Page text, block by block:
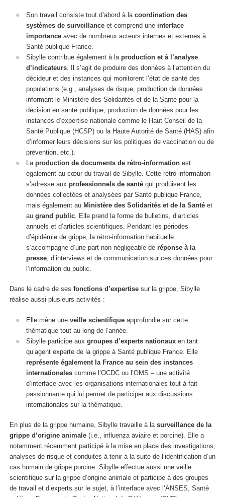
Son travail consiste tout d’abord à la coordination des
systèmes de surveillanceet comprend une interface
importanceavec de nombreux acteurs internes et externes à
Santé publique France.
Sibylle contribue également à la production et à l’analyse
d’indicateurs. Il s’agit de produire des données à l’attention du
décideur et des instances qui monitorent l’état de santé des
populations (e.g., analyses de risque, production de données
informant le Ministère des Solidarités et de la Santé pour la
décision en santé publique, production de données pour les
instances d’expertise nationale comme le Haut Conseil de la
Santé Publique (HCSP) ou la Haute Autorité de Santé (HAS) afin
d’informer leurs décisions sur les politiques de vaccination ou de
prévention, etc.).
La production de documents de rétro-informationest
également au cœur du travail de Sibylle. Cette rétro-information
s’adresse aux professionnels de santéqui produisent les
données collectées et analysées par Santé publique France,
mais également au Ministère des Solidarités et de la Santéet
au grand public. Elle prend la forme de bulletins, d’articles
annuels et d’articles scientifiques. Pendant les périodes
d’épidémie de grippe, la rétro-information habituelle
s’accompagne d’une part non négligeable de réponse à la
presse, d’interviews et de communication sur ces données pour
l’information du public.
Dans le cadre de ses fonctions d’expertise sur la grippe, Sibylle
réalise aussi plusieurs activités :
Elle mène une veille scientifiqueapprofondie sur cette
thématique tout au long de l’année.
Sibylle participe aux groupes d’experts nationauxen tant
qu’agent experte de la grippe à Santé publique France. Elle
représente également la France au sein des instances
internationalescomme l’OCDC ou l’OMS – une activité
d’interface avec les organisations internationales tout à fait
passionnante qui lui permet de participer aux discussions
internationales sur la thématique.
En plus de la grippe humaine, Sibylle travaille à la surveillance de la
grippe d’origine animale (i.e., influenza aviaire et porcine). Elle a
notamment récemment participé à la mise en place des investigations,
analyses de risque et conduites à tenir à la suite de l’identification d’un
cas humain de grippe porcine. Sibylle effectue aussi une veille
scientifique sur la grippe d’origine animale et participe à des groupes
de travail et d’experts sur le sujet, à l’interface avec l’ANSES, Santé